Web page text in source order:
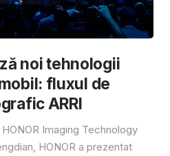
noi tehnologii
fluxul de
ARRI
Imaging Technology
HONOR a prezentat